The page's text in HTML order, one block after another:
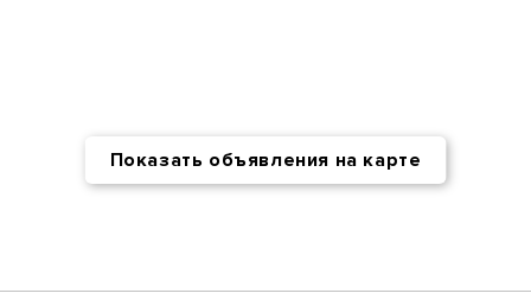
Показать объявления на карте